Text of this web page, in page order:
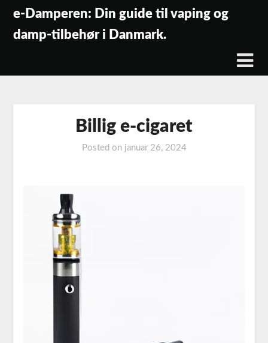
content
e-Damperen: Din guide til vaping og
damp-tilbehør i Danmark.
Billig e-cigaret
Posted on januar 26, 2024